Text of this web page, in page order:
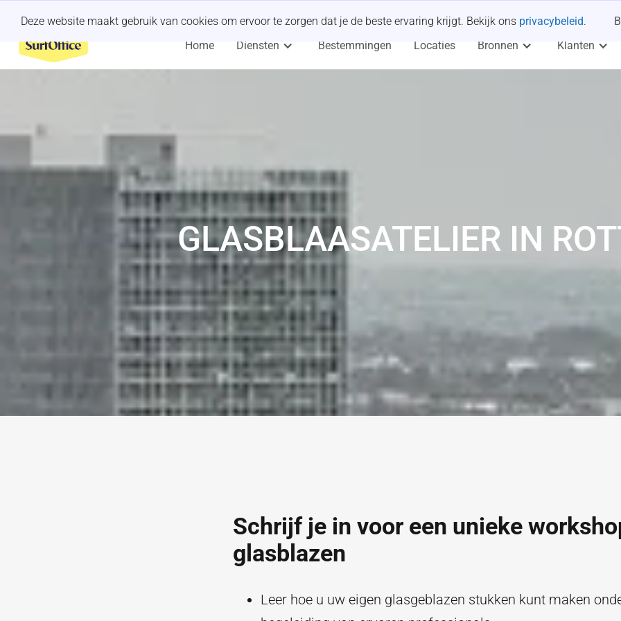
Deze website maakt gebruik van cookies om ervoor te zorgen dat je de beste ervaring krijgt. Bekijk ons privacybeleid.
Home Diensten Bestemmingen Locaties Bronnen Klanten
GLASBLAASATELIER IN
Schrijf je in voor een unieke
glasblazen
Leer hoe u uw eigen glasgeblazen stukken kunt maken